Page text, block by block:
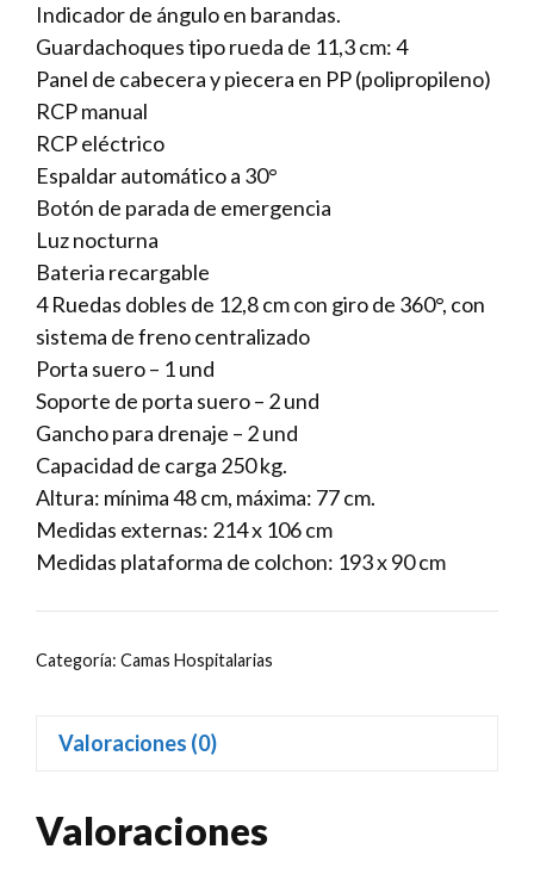
Indicador de ángulo en barandas.
Guardachoques tipo rueda de 11,3 cm: 4
Panel de cabecera y piecera en PP (polipropileno)
RCP manual
RCP eléctrico
Espaldar automático a 30°
Botón de parada de emergencia
Luz nocturna
Bateria recargable
4 Ruedas dobles de 12,8 cm con giro de 360°, con
sistema de freno centralizado
Porta suero – 1 und
Soporte de porta suero – 2 und
Gancho para drenaje – 2 und
Capacidad de carga 250 kg.
Altura: mínima 48 cm, máxima: 77 cm.
Medidas externas: 214 x 106 cm
Medidas plataforma de colchon: 193 x 90 cm
Categoría: Camas Hospitalarias
Valoraciones (0)
Valoraciones